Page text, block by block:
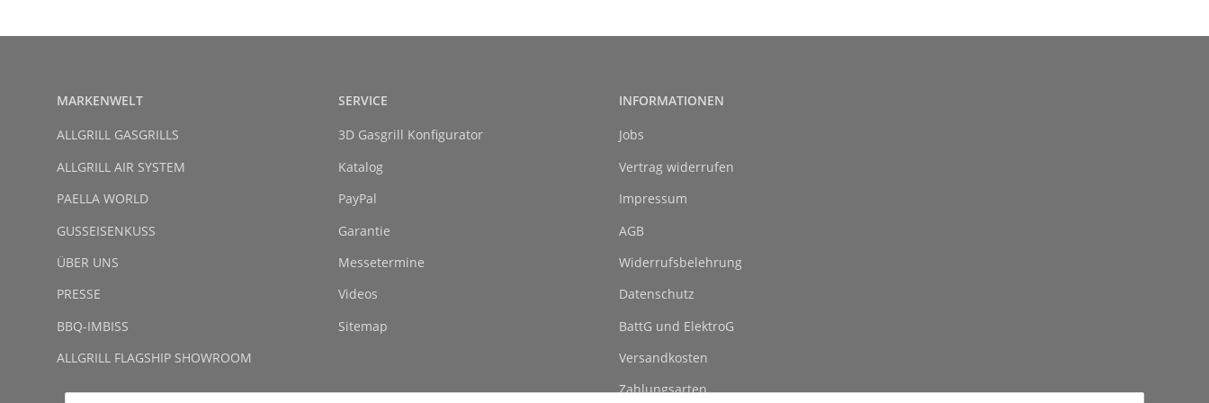
MARKENWELT
ALLGRILL GASGRILLS
ALLGRILL AIR SYSTEM
PAELLA WORLD
GUSSEISENKUSS
ÜBER UNS
PRESSE
BBQ-IMBISS
ALLGRILL FLAGSHIP SHOWROOM
SERVICE
3D Gasgrill Konfigurator
Katalog
PayPal
Garantie
Messetermine
Videos
Sitemap
INFORMATIONEN
Jobs
Vertrag widerrufen
Impressum
AGB
Widerrufsbelehrung
Datenschutz
BattG und ElektroG
Versandkosten
Zahlungsarten